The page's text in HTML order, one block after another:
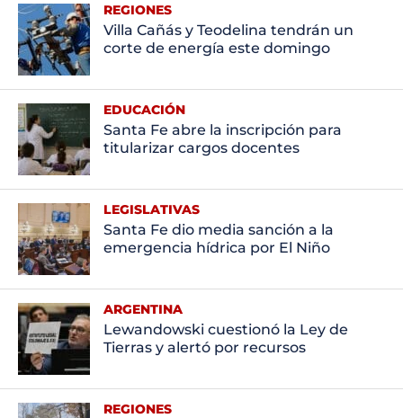
REGIONES
Villa Cañás y Teodelina tendrán un
corte de energía este domingo
EDUCACIÓN
Santa Fe abre la inscripción para
titularizar cargos docentes
LEGISLATIVAS
Santa Fe dio media sanción a la
emergencia hídrica por El Niño
ARGENTINA
Lewandowski cuestionó la Ley de
Tierras y alertó por recursos
REGIONES